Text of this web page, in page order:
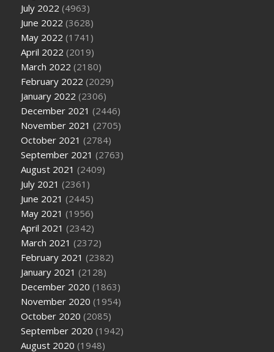
July 2022 (4963)
June 2022 (3628)
May 2022 (1741)
April 2022 (2019)
March 2022 (2180)
February 2022 (2029)
January 2022 (2306)
December 2021 (2446)
November 2021 (2705)
October 2021 (2784)
September 2021 (2763)
August 2021 (2409)
July 2021 (2361)
June 2021 (2445)
May 2021 (1956)
April 2021 (2342)
March 2021 (2372)
February 2021 (2382)
January 2021 (2128)
December 2020 (1863)
November 2020 (1954)
October 2020 (2085)
September 2020 (1942)
August 2020 (1948)